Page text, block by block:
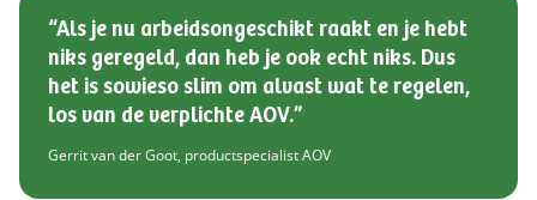
“Als je nu arbeidsongeschikt raakt en je hebt
niks geregeld, dan heb je ook echt niks. Dus
het is sowieso slim om alvast wat te regelen,
los van de verplichte AOV.”
Gerrit van der Goot, productspecialist AOV